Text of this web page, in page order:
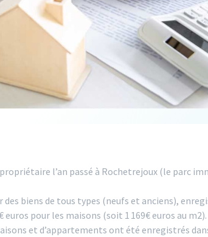
l’an passé à Rochetrejoux (le parc
biens de tous types (neufs et anciens),
pour les maisons (soit 1 169€ euros au m2).
et d’appartements ont été enregistrés